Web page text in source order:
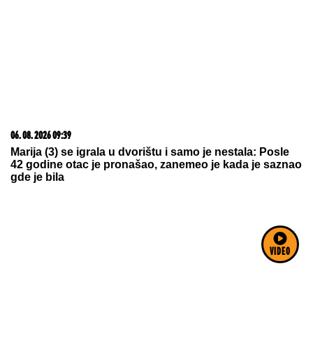
VIDEO
06. 08. 2026 09:39
Marija (3) se igrala u dvorištu i samo je nestala: Posle
42 godine otac je pronašao, zanemeo je kada je saznao
gde je bila